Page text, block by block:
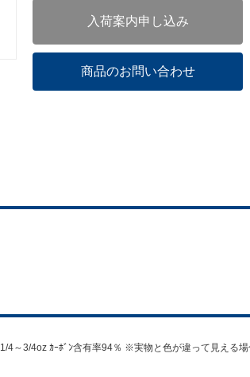
入荷案内申し込み
商品のお問い合わせ
3/4oz ｶｰﾎﾞﾝ含有率94％ ※実物と色が違って見える場